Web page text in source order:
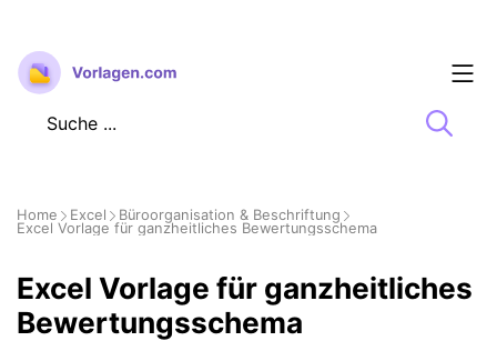
Zum
Inhalt
springen
Home Excel
Büroorganisation & Beschriftung
Excel Vorlage für ganzheitliches Bewertungsschema
Excel Vorlage für ganzheitliches
Bewertungsschema